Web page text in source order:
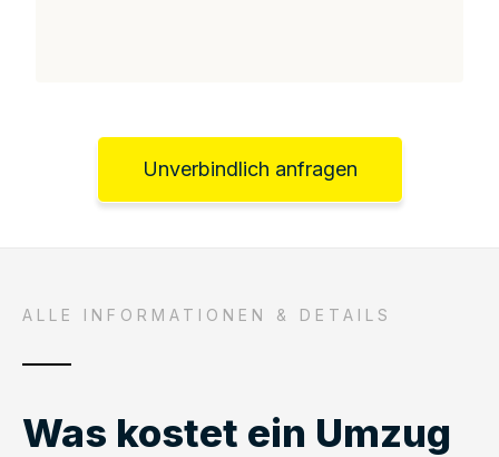
Unverbindlich anfragen
ALLE INFORMATIONEN & DETAILS
Was kostet ein Umzug